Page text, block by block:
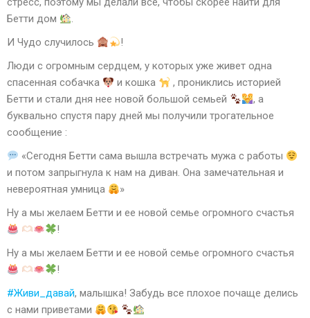
Бетти дом
.
И Чудо случилось
!
Люди с огромным сердцем, у которых уже живет одна
спасенная собачка
и кошка
, прониклись историей
Бетти и стали дня нее новой большой семьей
, а
буквально спустя пару дней мы получили трогательное
сообщение :
«Сегодня Бетти сама вышла встречать мужа с работы
и потом запрыгнула к нам на диван. Она замечательная и
невероятная умница
»
Ну а мы желаем Бетти и ее новой семье огромного счастья
!
Ну а мы желаем Бетти и ее новой семье огромного счастья
!
#Живи_давай, малышка! Забудь все плохое почаще делись
с нами приветами